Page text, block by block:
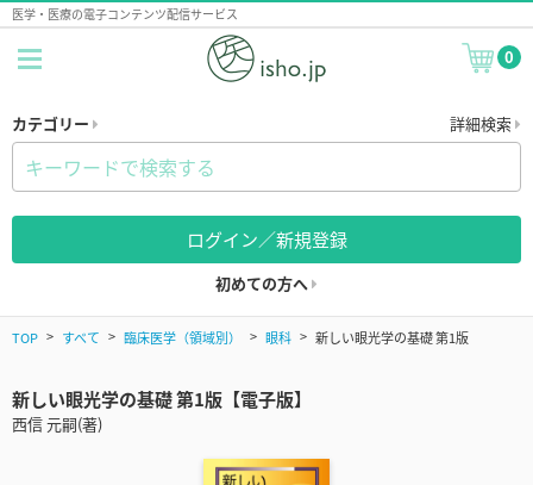
医学・医療の電子コンテンツ配信サービス
0
カテゴリー 詳細検索
ログイン／新規登録
初めての方へ
TOP すべて 臨床医学（領域別） 眼科 新しい眼光学の基礎 第1版
新しい眼光学の基礎 第1版【電子版】
西信 元嗣(著)